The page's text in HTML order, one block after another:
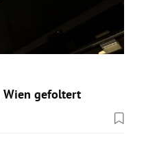
Wien gefoltert